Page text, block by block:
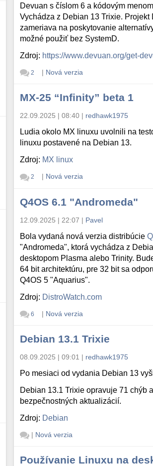
Devuan s číslom 6 a kódovým
Vychádza z Debian 13 Trixie. Projekt
zameriava na poskytovanie
možné použiť bez SystemD.
Zdroj: https://www.devuan.org/get-
2 | Nová verzia
MX-25 “Infinity” beta 1
22.09.2025 | 08:40 | redhawk1975
Ludia okolo MX linuxu uvolnili na
linuxu postavené na Debian 13.
Zdroj: MX linux
2 | Nová verzia
Q4OS 6.1 "Andromeda"
12.09.2025 | 22:07 | Pavel
Bola vydaná nová verzia distribúcie
"Andromeda", ktorá vychádza z
desktopom Plasma alebo Trinity.
64 bit architektúru, pre 32 bit sa
Q4OS 5 "Aquarius".
Zdroj: DistroWatch.com
6 | Nová verzia
Debian 13.1 Trixie
08.09.2025 | 09:01 | redhawk1975
Po mesiaci od vydania Debian 13
Debian 13.1 Trixie opravuje 71 chýb
bezpečnostných aktualizácií.
Zdroj: Debian
| Nová verzia
Používanie Linuxu na